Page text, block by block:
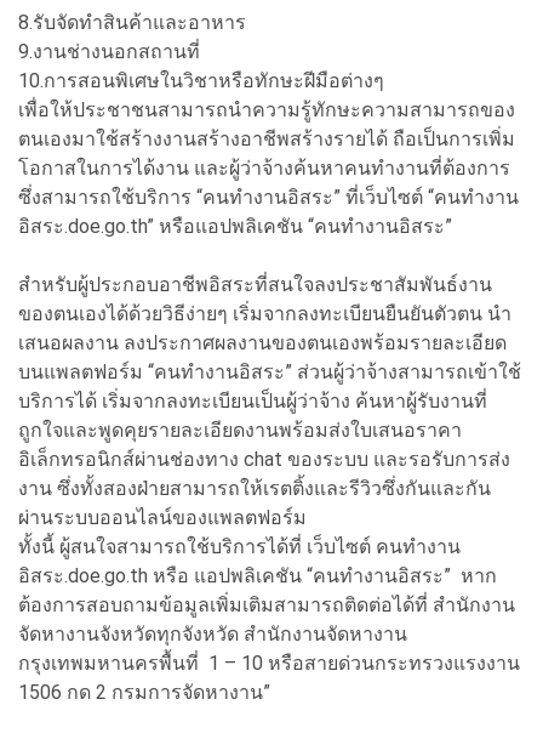
8.รับจัดทำสินค้าและอาหาร
9.งานช่างนอกสถานที่
10.การสอนพิเศษในวิชาหรือทักษะฝีมือต่างๆ
เพื่อให้ประชาชนสามารถนำความรู้ทักษะความสามารถของ
ตนเองมาใช้สร้างงานสร้างอาชีพสร้างรายได้ ถือเป็นการเพิ่ม
โอกาสในการได้งาน และผู้ว่าจ้างค้นหาคนทำงานที่ต้องการ
ซึ่งสามารถใช้บริการ “คนทำงานอิสระ” ที่เว็บไซต์ “คนทำงาน
อิสระ.doe.go.th” หรือแอปพลิเคชัน “คนทำงานอิสระ”
สำหรับผู้ประกอบอาชีพอิสระที่สนใจลงประชาสัมพันธ์งาน
ของตนเองได้ด้วยวิธีง่ายๆ เริ่มจากลงทะเบียนยืนยันตัวตน นำ
เสนอผลงาน ลงประกาศผลงานของตนเองพร้อมรายละเอียด
บนแพลตฟอร์ม “คนทำงานอิสระ” ส่วนผู้ว่าจ้างสามารถเข้าใช้
บริการได้ เริ่มจากลงทะเบียนเป็นผู้ว่าจ้าง ค้นหาผู้รับงานที่
ถูกใจและพูดคุยรายละเอียดงานพร้อมส่งใบเสนอราคา
อิเล็กทรอนิกส์ผ่านช่องทาง chat ของระบบ และรอรับการส่ง
งาน ซึ่งทั้งสองฝ่ายสามารถให้เรตติ้งและรีวิวซึ่งกันและกัน
ผ่านระบบออนไลน์ของแพลตฟอร์ม
ทั้งนี้ ผู้สนใจสามารถใช้บริการได้ที่ เว็บไซต์ คนทํางาน
อิสระ.doe.go.th หรือ แอปพลิเคชัน “คนทำงานอิสระ” หาก
ต้องการสอบถามข้อมูลเพิ่มเติมสามารถติดต่อได้ที่ สำนักงาน
จัดหางานจังหวัดทุกจังหวัด สำนักงานจัดหางาน
กรุงเทพมหานครพื้นที่ 1 – 10 หรือสายด่วนกระทรวงแรงงาน
1506 กด 2 กรมการจัดหางาน”